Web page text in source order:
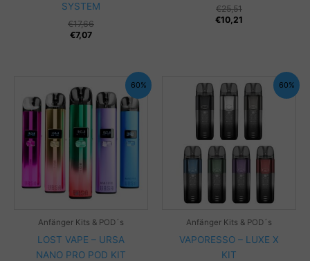
SYSTEM
€17,66
€7,07
€25,51
€10,21
60%
Anfänger Kits & POD´s
LOST VAPE – URSA
NANO PRO POD KIT
60%
Anfänger Kits & POD´s
VAPORESSO – LUXE X
KIT